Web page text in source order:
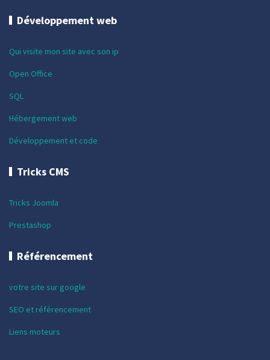
Développement web
Qui visite mon site avec son ip
Open Office
SQL
Hébergement web
Développement et code
Tricks CMS
Tricks Joomla
Prestashop
Référencement
votre site sur google
SEO et référencement
Liens moteurs